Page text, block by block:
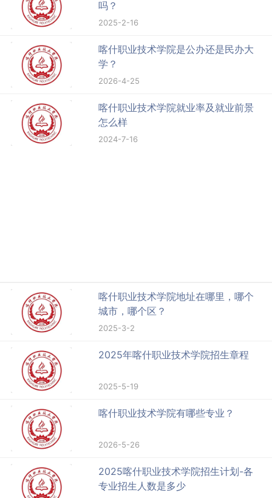
吗？
2025-2-16
喀什职业技术学院是公办还是民办大
学？
2026-4-25
喀什职业技术学院就业率及就业前景
怎么样
2024-7-16
喀什职业技术学院地址在哪里，哪个
城市，哪个区？
2025-3-2
2025年喀什职业技术学院招生章程
2025-5-19
喀什职业技术学院有哪些专业？
2026-5-26
2025喀什职业技术学院招生计划-各
专业招生人数是多少